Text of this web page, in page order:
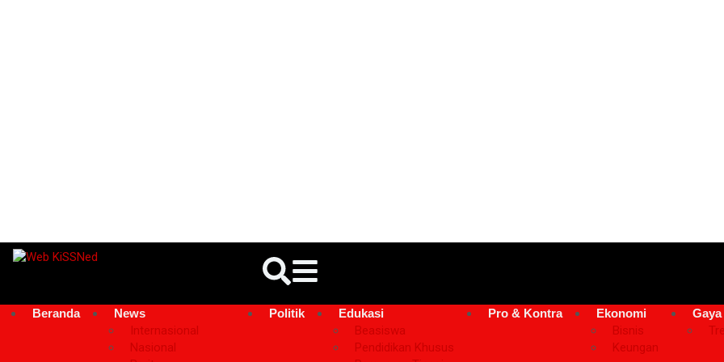
Beranda News
Internasional
Nasional
Politik Edukasi
Beasiswa
Pendidikan Khusus
Pro & Kontra Ekonomi
Bisnis
Keungan